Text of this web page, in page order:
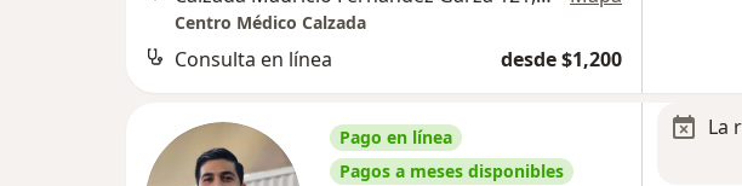
Centro Médico Calzada
Consulta en línea desde $1,200
Pago en línea
Pagos a meses disponibles
La